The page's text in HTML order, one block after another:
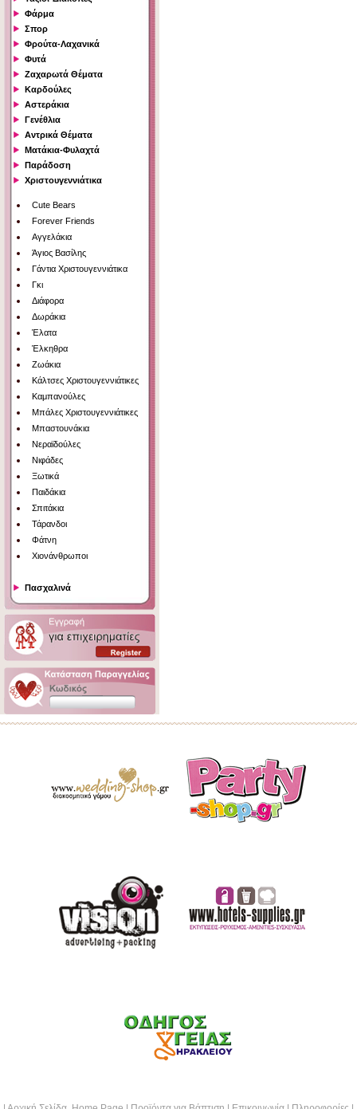
Φάρμα
Σπορ
Φρούτα-Λαχανικά
Φυτά
Ζαχαρωτά Θέματα
Καρδούλες
Αστεράκια
Γενέθλια
Αντρικά Θέματα
Ματάκια-Φυλαχτά
Παράδοση
Χριστουγεννιάτικα
Cute Bears
Forever Friends
Αγγελάκια
Άγιος Βασίλης
Γάντια Χριστουγεννιάτικα
Γκι
Διάφορα
Δωράκια
Έλατα
Έλκηθρα
Ζωάκια
Κάλτσες Χριστουγεννιάτικες
Καμπανούλες
Μπάλες Χριστουγεννιάτικες
Μπαστουνάκια
Νεραϊδούλες
Νιφάδες
Ξωτικά
Παιδάκια
Σπιτάκια
Τάρανδοι
Φάτνη
Χιονάνθρωποι
Πασχαλινά